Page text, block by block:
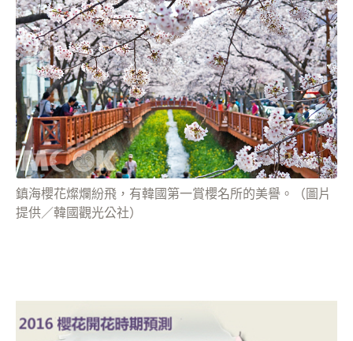
鎮海櫻花燦爛紛飛，有韓國第一賞櫻名所的美譽。（圖片
提供／韓國觀光公社）